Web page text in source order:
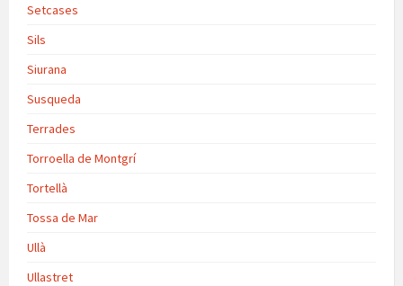
Setcases
Sils
Siurana
Susqueda
Terrades
Torroella de Montgrí
Tortellà
Tossa de Mar
Ullà
Ullastret